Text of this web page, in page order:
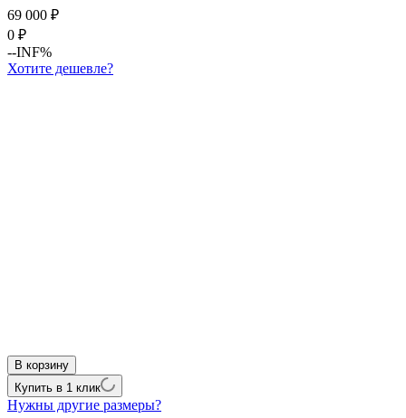
69 000 ₽
0 ₽
--INF%
Хотите дешевле?
В корзину
Купить в 1 клик
Нужны другие размеры?